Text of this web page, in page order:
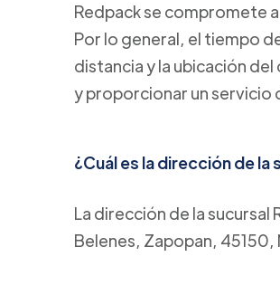
Redpack se compromete
Por lo general, el tiempo
distancia y la ubicación
y proporcionar un servicio
¿Cuál es la dirección de la
La dirección de la sucursal
Belenes, Zapopan, 45150,